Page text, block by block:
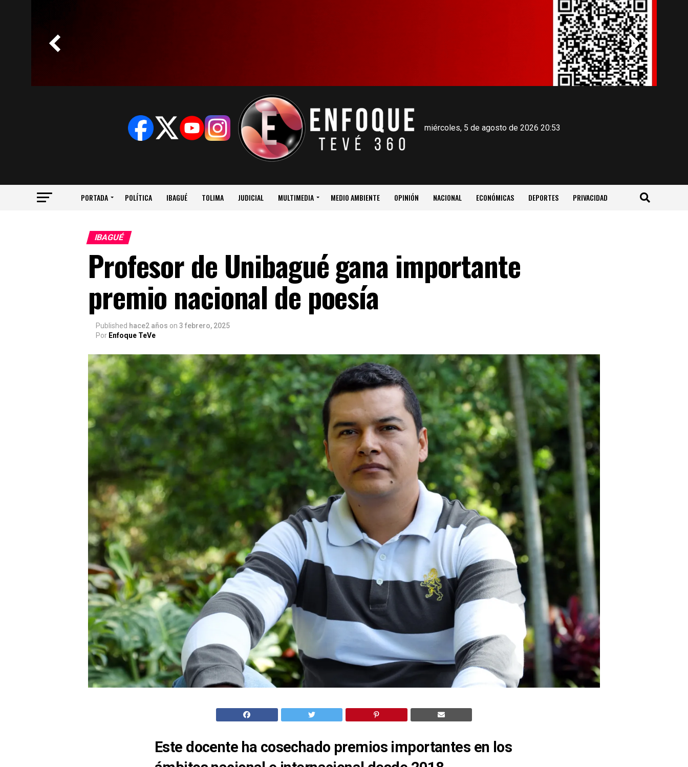
miércoles, 5 de agosto de 2026 20:53
PORTADA POLÍTICA IBAGUÉ TOLIMA JUDICIAL MULTIMEDIA MEDIO AMBIENTE OPINIÓN NACIONAL ECONÓMICAS DEPORTES PRIVACIDAD
IBAGUÉ
Profesor de Unibagué gana importante
premio nacional de poesía
Published hace2 años on 3 febrero, 2025
Por Enfoque TeVe
Este docente ha cosechado premios importantes en los